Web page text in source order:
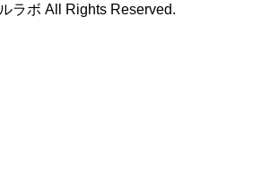
ラボ All Rights Reserved.